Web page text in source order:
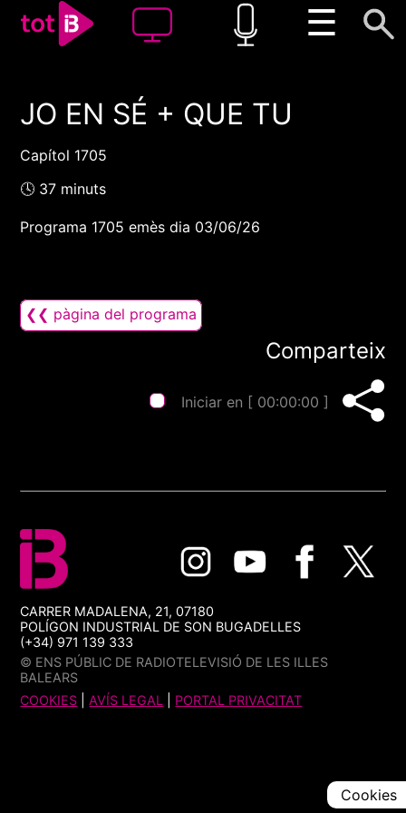
☰
00:00 00:00
JO EN SÉ + QUE TU
Capítol 1705
🕓 37 minuts
Programa 1705 emès dia 03/06/26
❮❮ pàgina del programa
Comparteix
Iniciar en [ 00:00:00 ]
CARRER MADALENA, 21, 07180
POLÍGON INDUSTRIAL DE SON BUGADELLES
(+34) 971 139 333
© ENS PÚBLIC DE RADIOTELEVISIÓ DE LES ILLES
BALEARS
COOKIES |AVÍS LEGAL PORTAL PRIVACITAT
Cookies